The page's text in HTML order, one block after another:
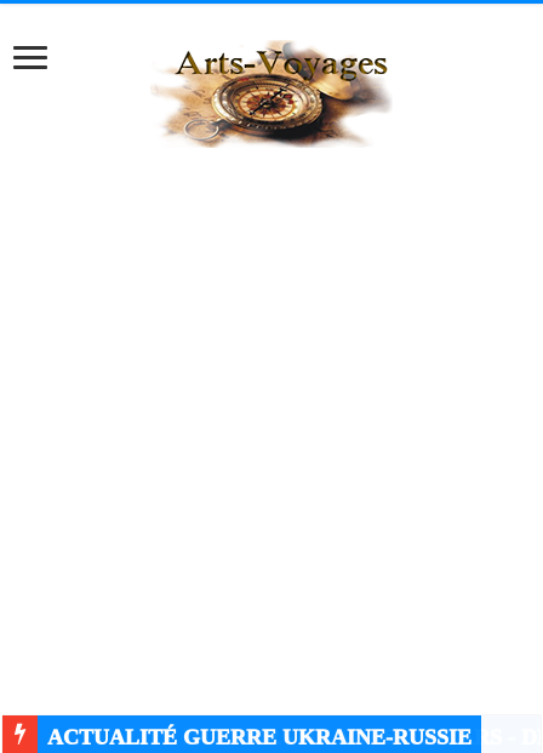
ACTUALITÉ GUERRE UKRAINE-RUSSIE